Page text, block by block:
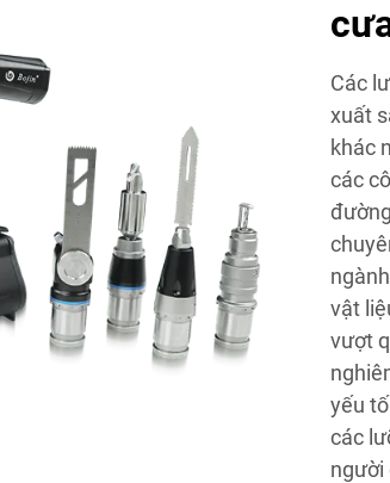
Các
xuất
khác
các
vật
vượt
yếu
các
người